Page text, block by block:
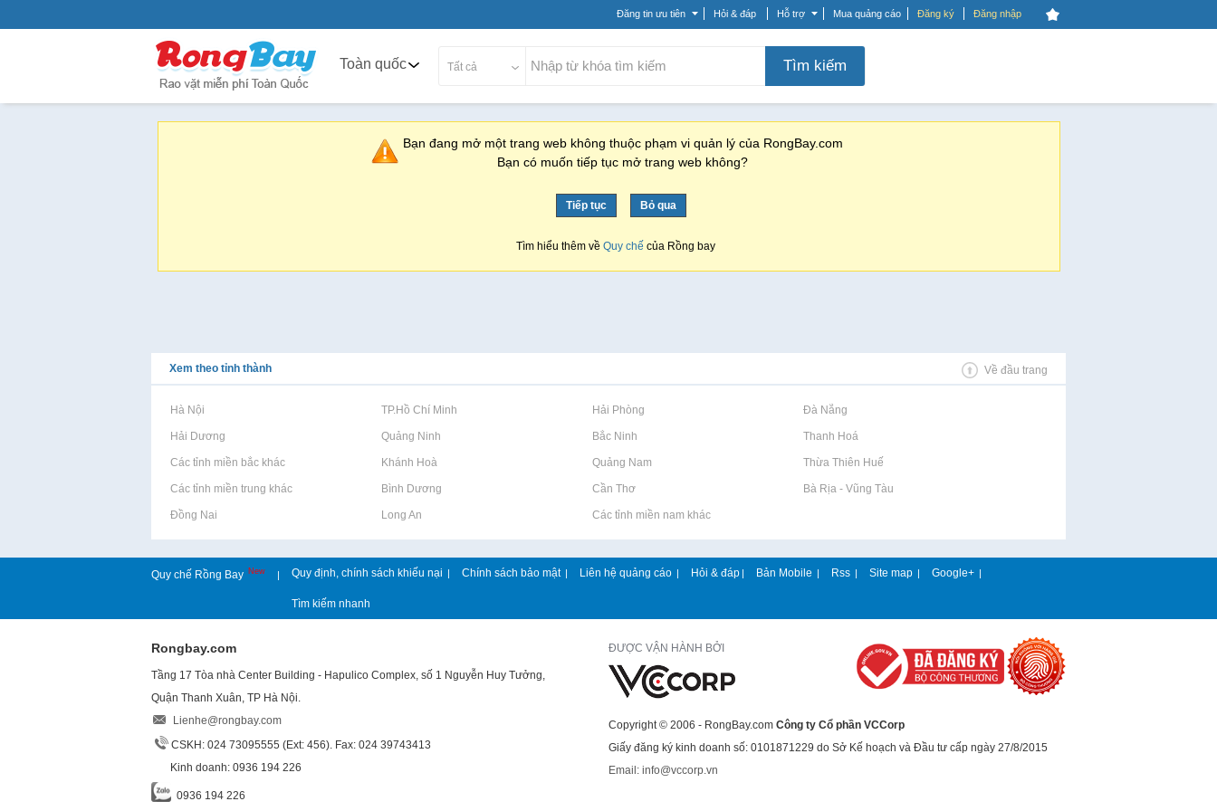
Đăng tin ưu tiên Hỏi & đáp Hỗ trợ Mua quảng cáo Đăng ký Đăng nhập
Toàn quốc Tất cả Tìm kiếm
Bạn đang mở một trang web không thuộc phạm vi quản lý của RongBay.com
Bạn có muốn tiếp tục mở trang web không?
Tiếp tục Bỏ qua
Tìm hiểu thêm về Quy chế của Rồng bay
Xem theo tỉnh thành Về đầu trang
Rao vặt tại Hà Nội Rao vặt tại TP.Hồ Chí Minh Rao vặt tại Hải Phòng Rao vặt tại Đà Nẵng
Rao vặt tại Hải Dương Rao vặt tại Quảng Ninh Rao vặt tại Bắc Ninh Rao vặt tại Thanh Hoá
Rao vặt tại Các tỉnh miền bắc khác Rao vặt tại Khánh Hoà Rao vặt tại Quảng Nam Rao vặt tại Thừa Thiên Huế
Rao vặt tại Các tỉnh miền trung khác Rao vặt tại Bình Dương Rao vặt tại Cần Thơ Rao vặt tại Bà Rịa - Vũng Tàu
Rao vặt tại Đồng Nai Rao vặt tại Long An Rao vặt tại Các tỉnh miền nam khác
Quy chế Rồng Bay New | Quy định, chính sách khiếu nại | Chính sách bảo mật | Liên hệ quảng cáo | Hỏi & đáp | Bản Mobile | Rss | Site map | Google+ |
Tìm kiếm nhanh
Rongbay.com
Tầng 17 Tòa nhà Center Building - Hapulico Complex, số 1 Nguyễn Huy Tưởng,
Quận Thanh Xuân, TP Hà Nội.
Lienhe@rongbay.com
CSKH: 024 73095555 (Ext: 456). Fax: 024 39743413
Kinh doanh: 0936 194 226
0936 194 226
ĐƯỢC VẬN HÀNH BỞI
Copyright © 2006 - RongBay.com Công ty Cổ phần VCCorp
Giấy đăng ký kinh doanh số: 0101871229 do Sở Kế hoạch và Đầu tư cấp ngày 27/8/2015
Email: info@vccorp.vn